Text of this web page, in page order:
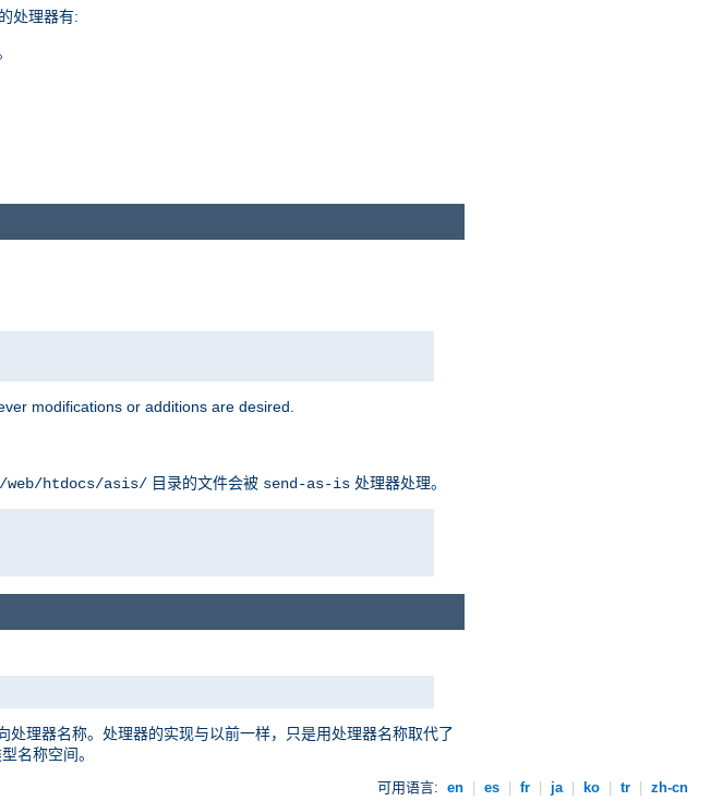
处理器有:
modifications or additions are desired.
/web/htdocs/asis/ 目录的文件会被 send-as-is 处理器处理。
处理器名称。处理器的实现与以前一样，只是用处理器名称取代了
名称空间。
可用语言: en es fr ja ko tr zh-cn